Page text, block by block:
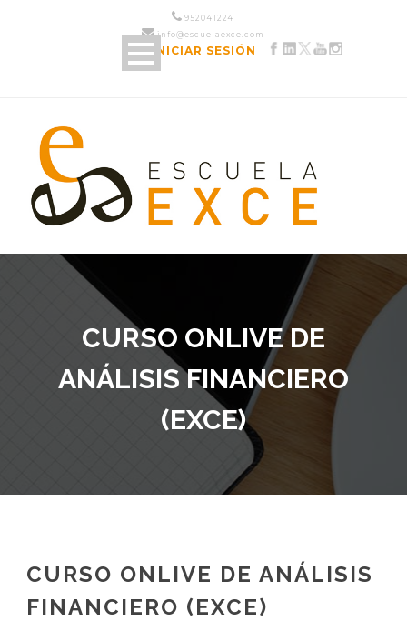
952 04 12 24
info@escuelaexce.com
INICIAR SESIÓN
CURSO ONLIVE DE
ANÁLISIS FINANCIERO
(EXCE)
CURSO ONLIVE DE ANÁLISIS
FINANCIERO (EXCE)